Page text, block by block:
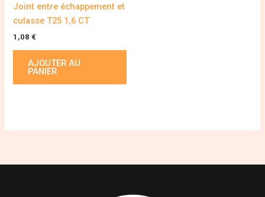
Joint entre échappement et
culasse T25 1,6 CT
1,08 €
AJOUTER AU
PANIER